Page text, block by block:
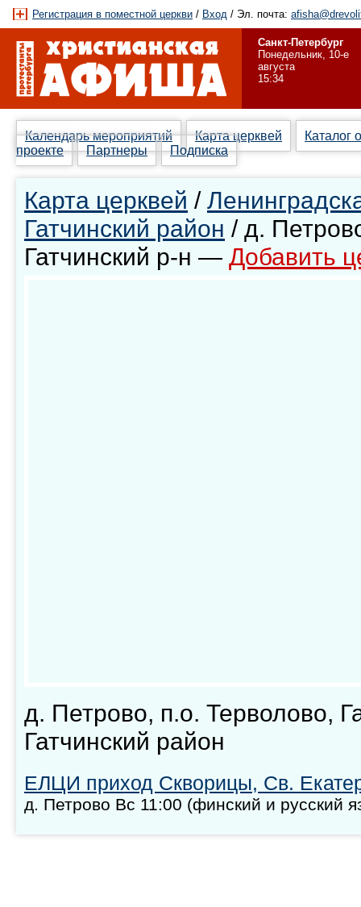
Регистрация в поместной церкви / Вход / Эл. почта:
Санкт-Петербург
Понедельник, 10-е
августа
15:34
Календарь мероприятий Карта церквей
Каталог
проекте
Партнеры Подписка
Карта церквей /
Гатчинский район / д.
Гатчинский р-н — Добавить
д. Петрово, п.о. Терволово,
Гатчинский район
ЕЛЦИ приход Скворицы, Св.
д. Петрово Вс 11:00 (финский и русский